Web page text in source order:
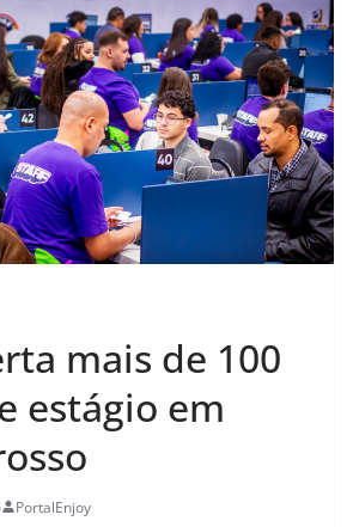
mais de 100
estágio em
PortalEnjoy